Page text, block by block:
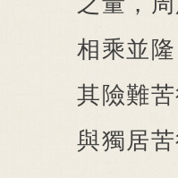
相乘並
其險難
與獨居